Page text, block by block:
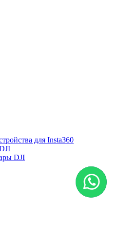
для Insta360
DJI